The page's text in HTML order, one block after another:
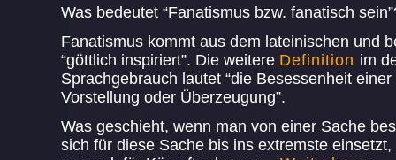
Was bedeutet “Fanatismus bzw. fanatisch
Fanatismus kommt aus dem lateinischen und
“göttlich inspiriert”. Die weitere Definition im
Sprachgebrauch lautet “die Besessenheit einer
Vorstellung oder Überzeugung”.
Was geschieht, wenn man von einer Sache
sich für diese Sache bis ins extremste einsetzt,